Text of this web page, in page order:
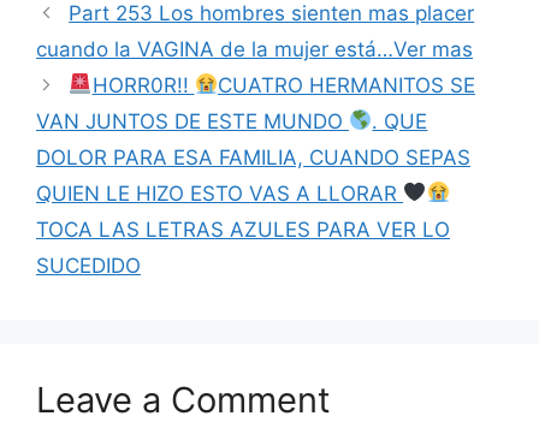
Part 253 Los hombres sienten mas placer
cuando la VAGINA de la mujer está…Ver mas
HORR0R!!
CUATRO HERMANITOS SE
VAN JUNTOS DE ESTE MUNDO
. QUE
DOLOR PARA ESA FAMILIA, CUANDO SEPAS
QUIEN LE HIZO ESTO VAS A LLORAR
TOCA LAS LETRAS AZULES PARA VER LO
SUCEDIDO
Leave a Comment